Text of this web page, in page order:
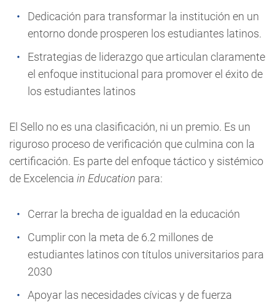
Dedicación para transformar la institución en un
entorno donde prosperen los estudiantes latinos.
Estrategias de liderazgo que articulan claramente
el enfoque institucional para promover el éxito de
los estudiantes latinos
El Sello no es una clasificación, ni un premio. Es un
riguroso proceso de verificación que culmina con la
certificación. Es parte del enfoque táctico y sistémico
de Excelencia in Education para:
Cerrar la brecha de igualdad en la educación
Cumplir con la meta de 6.2 millones de
estudiantes latinos con títulos universitarios para
2030
Apoyar las necesidades cívicas y de fuerza